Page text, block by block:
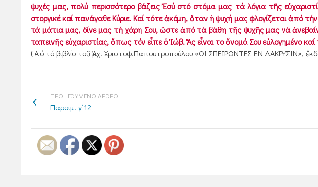
ψυχές μας, πολύ περισσότερο βάζεις Ἐσύ στό στόμα μας τά λόγια τῆς
στοργικέ καί πανάγαθε Κύριε. Καί τότε ἀκόμη, ὅταν ἡ ψυχή μας φλογίζεται ἀπό
τά μάτια μας, δίνε μας τή χάρη Σου, ὥστε ἀπό τά βάθη τῆς ψυχῆς μας νά
ταπεινῆς εὐχαριστίας, ὅπως τόν εἶπε ὁ Ἰώβ. Ἄς εἶναι το ὄνομά Σου εὐλογημένο
( Ἀπό τό βιβλίο τοῦ Ἀρχ. Χριστοφ.Παπουτροπούλου «ΟΙ ΣΠΕΙΡΟΝΤΕΣ ΕΝ ΔΑΚΡΥΣΙΝ»,
ΠΡΟΗΓΟΥΜΕΝΟ ΑΡΘΡΟ
Παροιμ. γ΄12